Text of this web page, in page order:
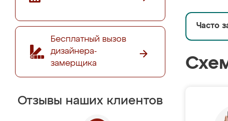
Бесплатный вызов
дизайнера-
замерщика
Отзывы наших клиентов
Часто